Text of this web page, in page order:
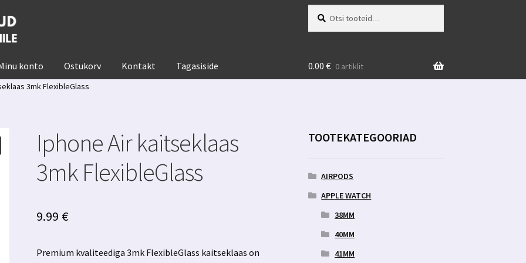
konto Ostukorv Kontakt Tagasiside 0.00 € 0 artiklit
3mk FlexibleGlass
Iphone Air kaitseklaas
3mk FlexibleGlass
9.99 €
Premium kvaliteediga 3mk FlexibleGlass kaitseklaas on
TOOTEKATEGOORIAD
AIRPODS
APPLE WATCH
38MM
40MM
41MM